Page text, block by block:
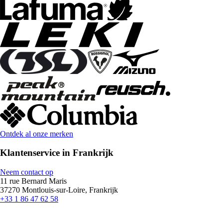
Ontdek al onze merken
Klantenservice in Frankrijk
Neem contact op
11 rue Bernard Maris
37270 Montlouis-sur-Loire, Frankrijk
+33 1 86 47 62 58